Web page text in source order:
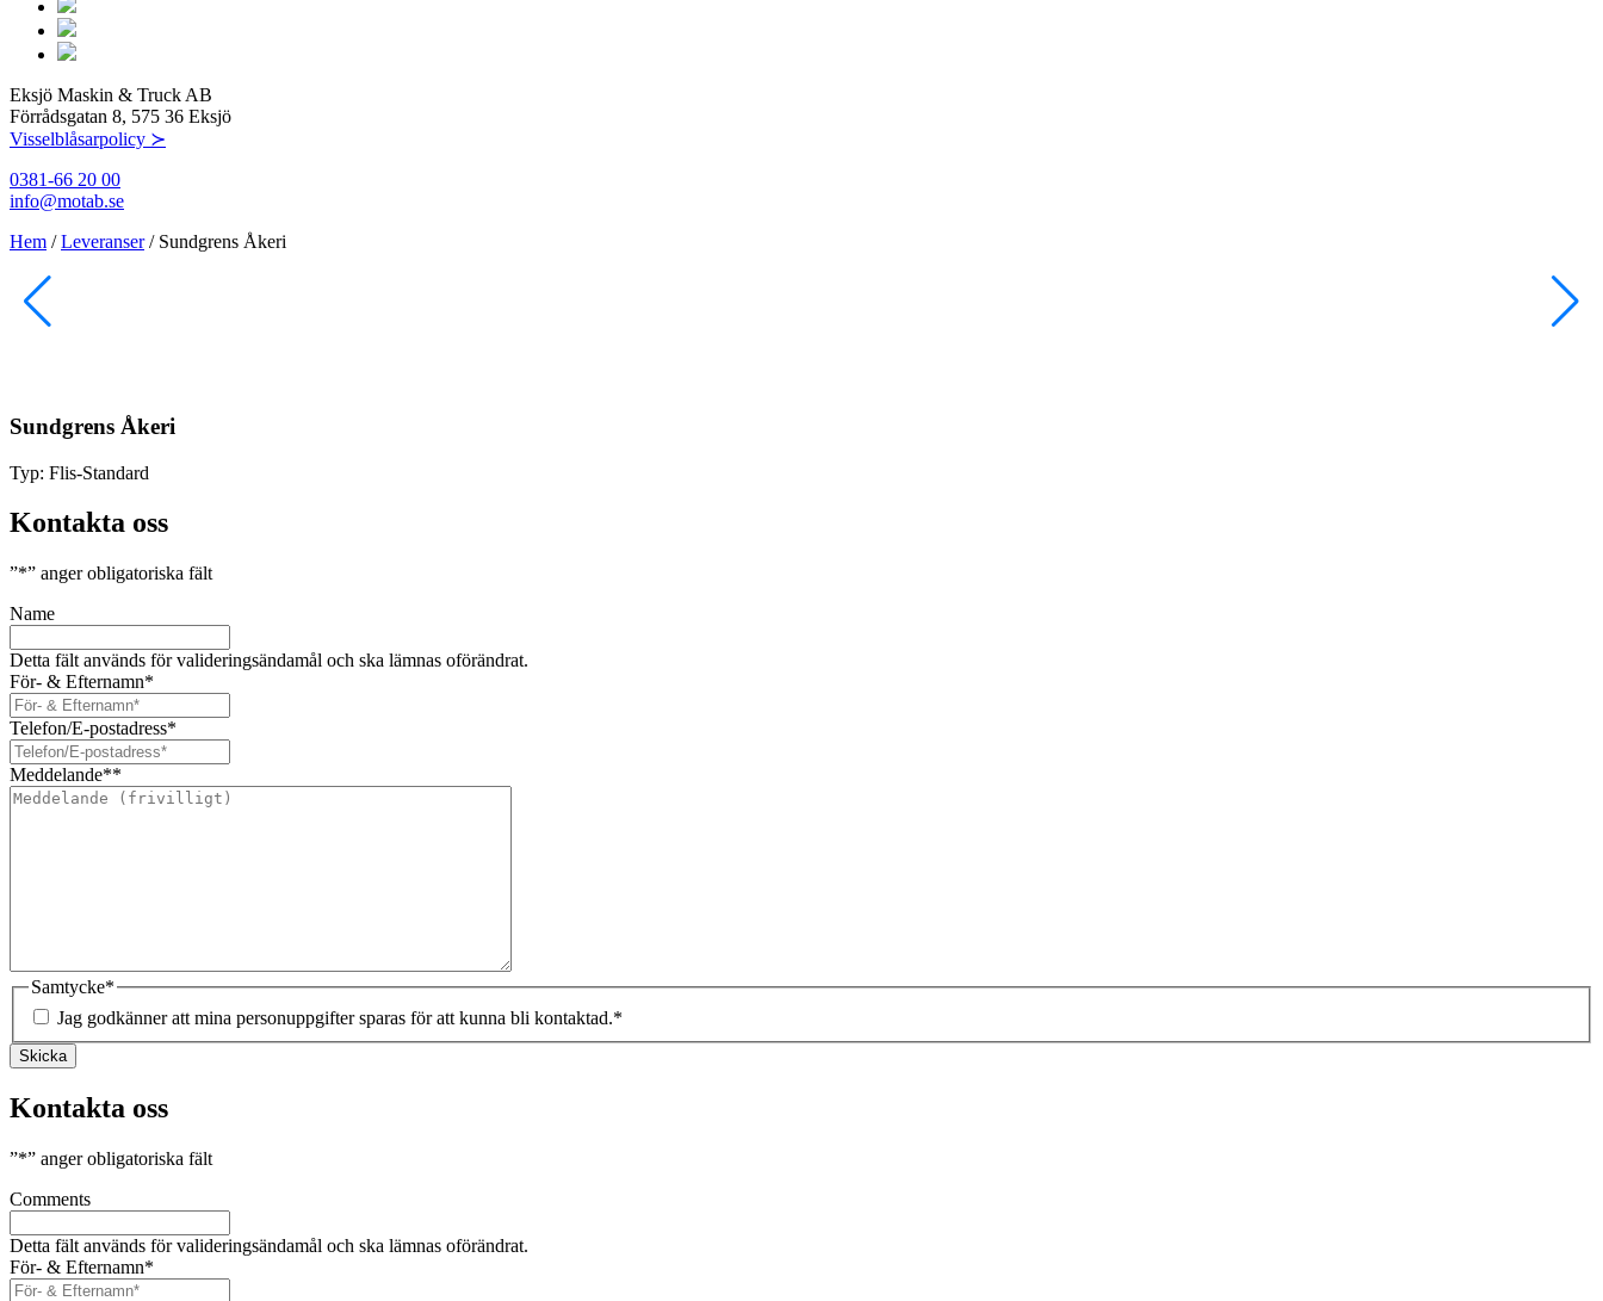
Eksjö Maskin & Truck AB
Förrådsgatan 8, 575 36 Eksjö
Visselblåsarpolicy ≻
0381-66 20 00
info@motab.se
Hem /Leveranser/ Sundgrens Åkeri
Sundgrens Åkeri
Typ: Flis-Standard
Kontakta oss
”*” anger obligatoriska fält
Name
Detta fält används för valideringsändamål och ska lämnas oförändrat.
För- & Efternamn*
Telefon/E-postadress*
Meddelande**
Samtycke*
Jag godkänner att mina personuppgifter sparas för att kunna bli kontaktad.*
Skicka
Kontakta oss
”*” anger obligatoriska fält
Comments
Detta fält används för valideringsändamål och ska lämnas oförändrat.
För- & Efternamn*